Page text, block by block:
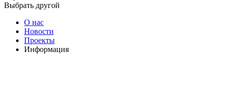
Выбрать другой
О нас
Новости
Проекты
Информация